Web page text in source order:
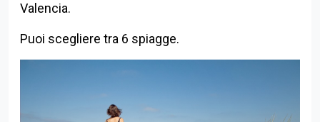
Valencia.
Puoi scegliere tra 6 spiagge.